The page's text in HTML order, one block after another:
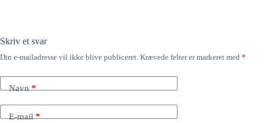
Skriv et svar
Din e-mailadresse vil ikke blive publiceret. Krævede felter er markeret med *
Navn*
E-mail*